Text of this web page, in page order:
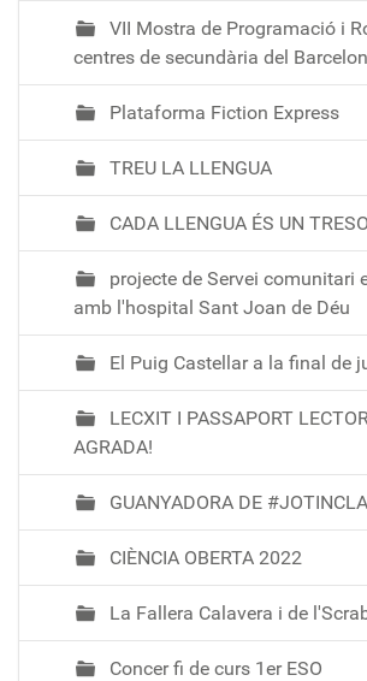
VII Mostra de Programació i
centres de secundària del
Plataforma Fiction Express
TREU LA LLENGUA
CADA LLENGUA ÉS UN
projecte de Servei comunitari
amb l'hospital Sant Joan de Déu
El Puig Castellar a la final de
LECXIT I PASSAPORT
AGRADA!
GUANYADORA DE
CIÈNCIA OBERTA 2022
La Fallera Calavera i de
Concer fi de curs 1er ESO